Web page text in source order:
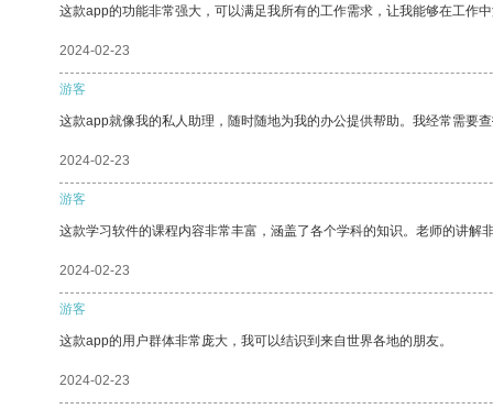
这款app的功能非常强大，可以满足我所有的工作需求，让我能够在工作
2024-02-23
游客
这款app就像我的私人助理，随时随地为我的办公提供帮助。我经常需要
2024-02-23
游客
这款学习软件的课程内容非常丰富，涵盖了各个学科的知识。老师的讲解
2024-02-23
游客
这款app的用户群体非常庞大，我可以结识到来自世界各地的朋友。
2024-02-23